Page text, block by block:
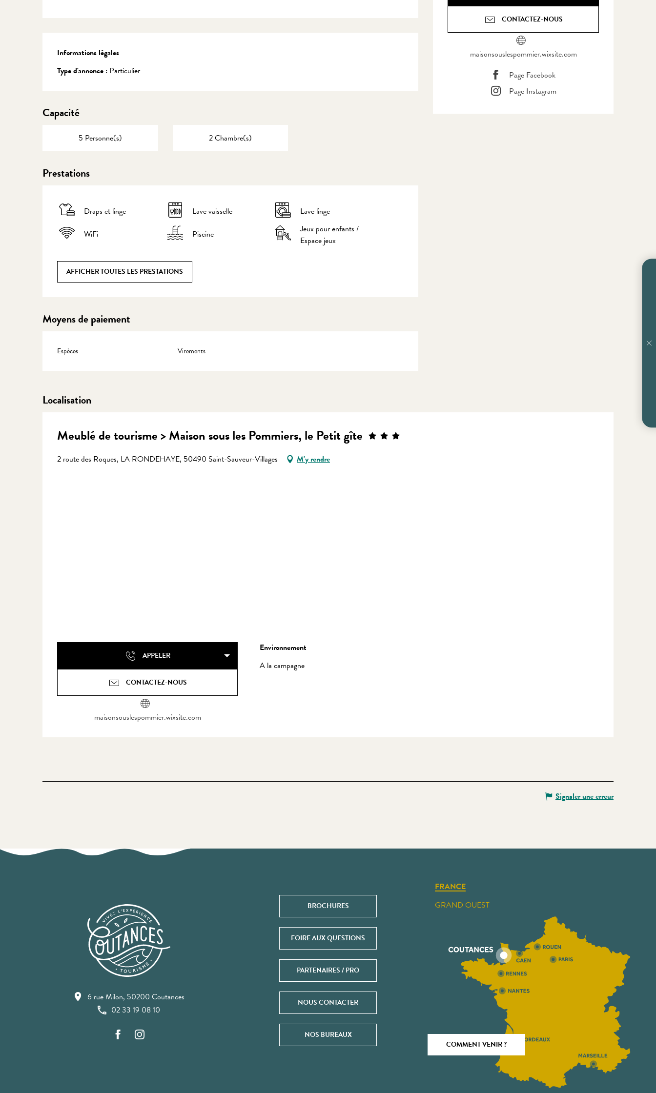
CONTACTEZ-NOUS
maisonsouslespommier.wixsite.com
Page Facebook
Page Instagram
Informations légales
Informations légales
Type d'annonce : Particulier
Capacité
5 Personne(s) 2 Chambre(s)
Prestations
Draps et linge Lave vaisselle
Lave linge
WiFi
Piscine
Jeux pour enfants /
Espace jeux
AFFICHER TOUTES LES PRESTATIONS
Moyens de paiement
Espèces Virements
Localisation
Meublé de tourisme > Maison sous les Pommiers, le Petit gîte
2 route des Roques, LA RONDEHAYE, 50490 Saint-Sauveur-Villages M'y rendre
APPELER
CONTACTEZ-NOUS
maisonsouslespommier.wixsite.com
Environnement
Environnement
A la campagne
Signaler une erreur
6 rue Milon, 50200 Coutances
02 33 19 08 10
BROCHURES
FOIRE AUX QUESTIONS
PARTENAIRES / PRO
NOUS CONTACTER
NOS BUREAUX
FRANCE
GRAND OUEST
COMMENT VENIR ?